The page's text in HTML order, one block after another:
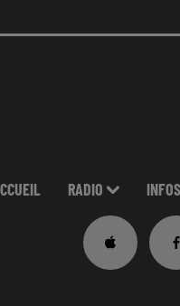
RADIO INFOS